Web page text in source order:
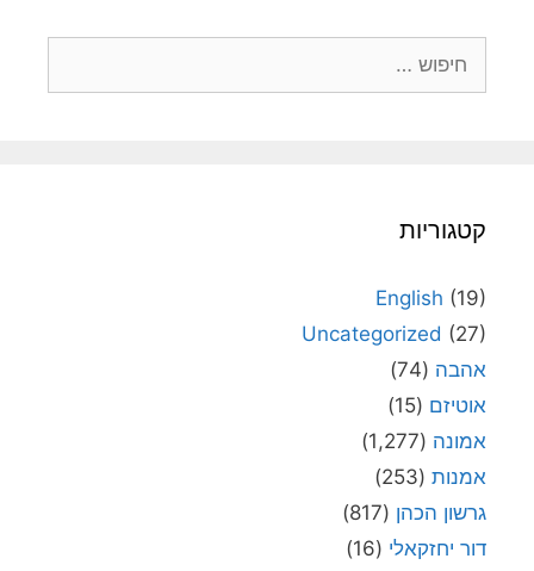
קטגוריות
English (19)
Uncategorized (27)
אהבה (74)
אוטיזם (15)
אמונה (1,277)
אמנות (253)
גרשון הכהן (817)
דור יחזקאלי (16)